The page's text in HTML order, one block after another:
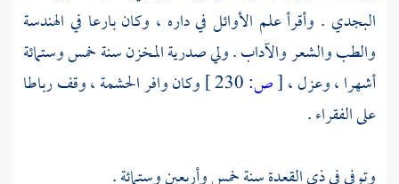
البجدي . وأقرأ علم الأوائل في داره ، وكان بارعا في الهندسة
والطب والشعر والآداب . ولي صدرية المخزن سنة خمس وستمائة
أشهرا ، وعزل ،[ص:
وكان وافر الحشمة ، وقف رباطا
على الفقراء .